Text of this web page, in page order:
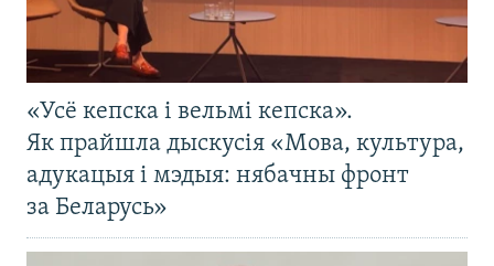
«Усё кепска і вельмі кепска».
Як прайшла дыскусія «Мова, культура,
адукацыя і мэдыя: нябачны фронт
за Беларусь»